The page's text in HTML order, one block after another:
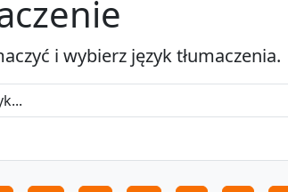
i wybierz język tłumaczenia.